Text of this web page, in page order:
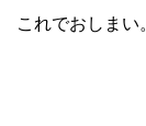
これでおしまい。